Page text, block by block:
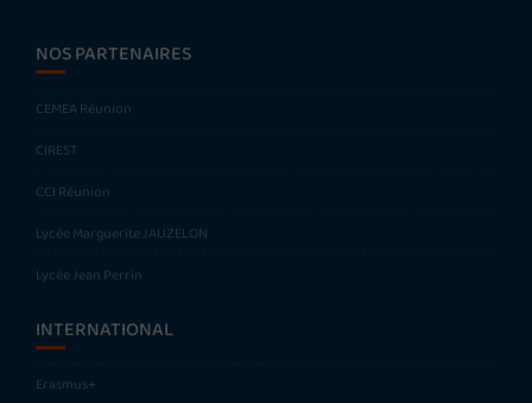
NOS PARTENAIRES
CEMEA Réunion
CIREST
CCI Réunion
Lycée Marguerite JAUZELON
Lycée Jean Perrin
INTERNATIONAL
Erasmus+